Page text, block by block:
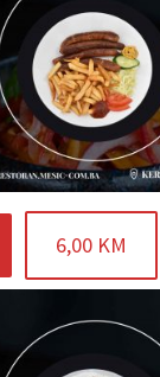
6,00 KM